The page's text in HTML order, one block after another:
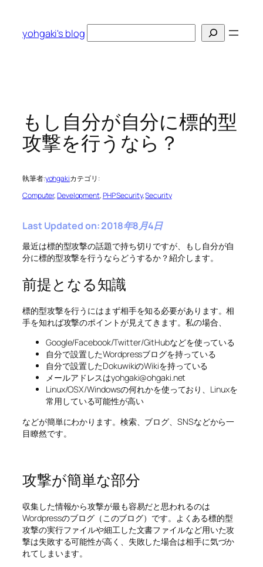
yohgaki's blog
索
もし自分が自分に標的型
攻撃を行うなら？
執筆者:yohgakiカテゴリ:
Computer, Development, PHP Security, Security
Last Updated on: 2018年8月4日
最近は標的型攻撃の話題で持ち切りですが、もし自分が自
分に標的型攻撃を行うならどうするか？紹介します。
前提となる知識
標的型攻撃を行うにはまず相手を知る必要があります。相
手を知れば攻撃のポイントが見えてきます。私の場合、
Google/Facebook/Twitter/GitHubなどを使っている
自分で設置したWordpressブログを持っている
自分で設置したDokuwikiのWikiを持っている
メールアドレスはyohgaki@ohgaki.net
Linux/OSX/Windowsの何れかを使っており、Linuxを
常用している可能性が高い
などが簡単にわかります。検索、ブログ、SNSなどから一
目瞭然です。
攻撃が簡単な部分
収集した情報から攻撃が最も容易だと思われるのは
Wordpressのブログ（このブログ）です。よくある標的型
攻撃の実行ファイルや細工した文書ファイルなど用いた攻
撃は失敗する可能性が高く、失敗した場合は相手に気づか
れてしまいます。